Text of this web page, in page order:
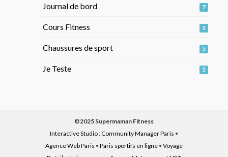
Journal de bord 7
Cours Fitness 5
Chaussures de sport 5
Je Teste 5
©2025 Supermaman Fitness
Interactive Studio:Community Manager Paris •
Agence Web Paris • Paris sportifs en ligne • Voyage